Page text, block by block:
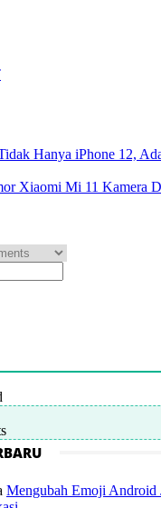
Hanya iPhone 12,
Xiaomi Mi 11 Kamera
Mengubah Emoji Android